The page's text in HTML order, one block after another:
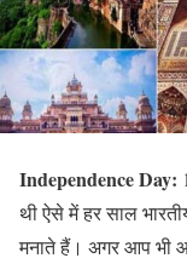
Independence Day:
थी ऐसे में हर साल
मनाते हैं। अगर आप भी